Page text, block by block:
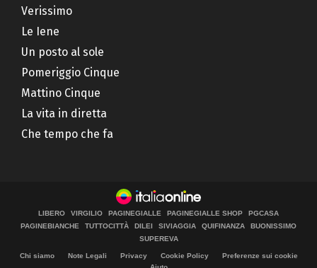
Verissimo
Le Iene
Un posto al sole
Pomeriggio Cinque
Mattino Cinque
La vita in diretta
Che tempo che fa
LIBERO VIRGILIO PAGINEGIALLE PAGINEGIALLE SHOP
PGCASA
PAGINEBIANCHE
TUTTOCITTÀ DILEI SIVIAGGIA QUIFINANZA
BUONISSIMO
SUPEREVA
Chi siamo Note Legali Privacy Cookie Policy
Preferenze sui cookie